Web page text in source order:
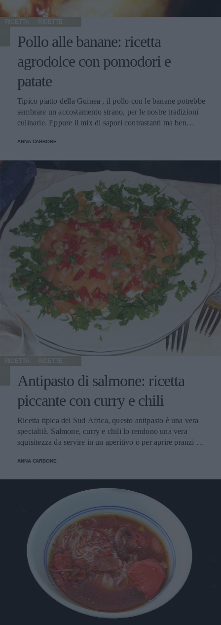
RICETTA
Pollo alle banane: ricetta
agrodolce con pomodori e
patate
Tipico piatto della Guinea , il pollo con le banane potrebbe
sembrare un accostamento strano, per le nostre tradizioni
culinarie. Eppure il mix di sapori contrastanti ma ben
ANNA CARBONE
RICETTA
Antipasto di salmone: ricetta
piccante con curry e chili
Ricetta tipica del Sud Africa, questo antipasto è una vera
specialità. Salmone, curry e chili lo rendono una vera
squisitezza da servire in un aperitivo o per aprire pranzi o
ANNA CARBONE